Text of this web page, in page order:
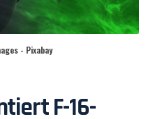
- Pixabay
F-16-